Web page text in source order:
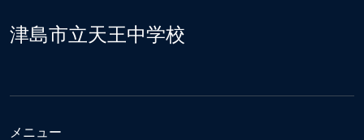
津島市立天王中学校
メニュー